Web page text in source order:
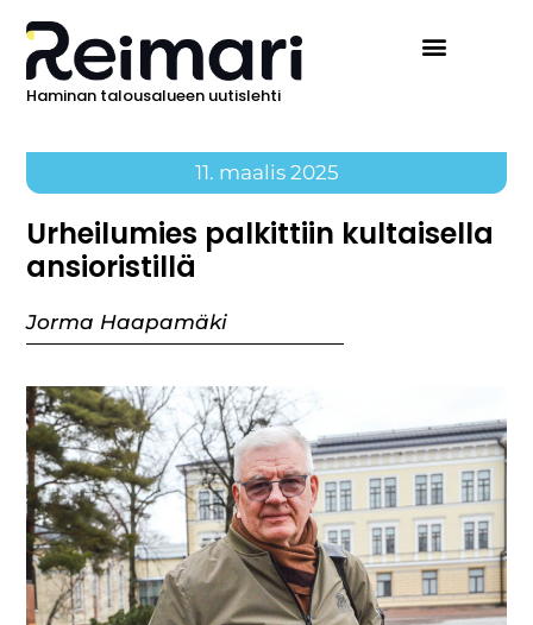
Haminan talousalueen uutislehti
11. maalis 2025
Urheilumies palkittiin kultaisella
ansioristillä
Jorma Haapamäki